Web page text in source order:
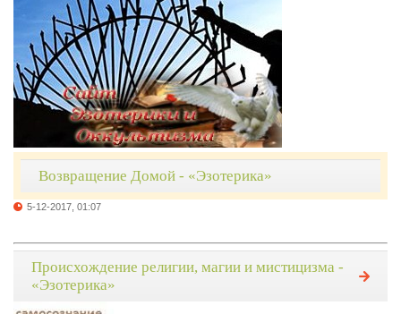
Возвращение Домой - «Эзотерика»
5-12-2017, 01:07
Происхождение религии, магии и мистицизма -
«Эзотерика»